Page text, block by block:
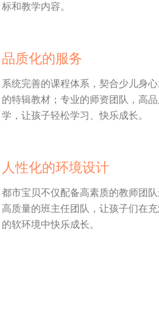
标和教学内容。
品质化的服务
系统完善的课程体系，契合少儿身
的特辑教材；专业的师资团队，高
学，让孩子轻松学习、快乐成长。
人性化的环境设计
都市宝贝不仅配备高素质的教师团
高质量的班主任团队，让孩子们在
的软环境中快乐成长。